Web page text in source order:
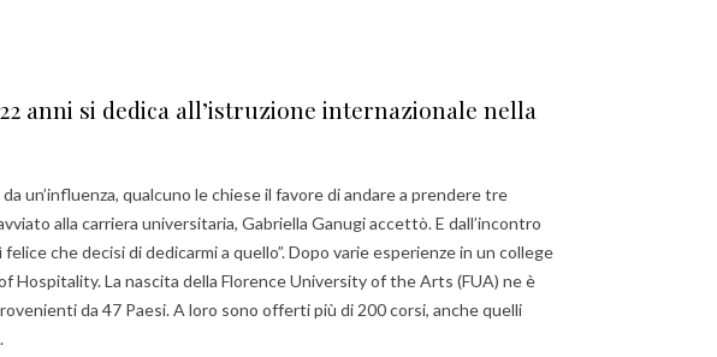
anni si dedica all’istruzione internazionale nella
un’influenza, qualcuno le chiese il favore di andare a prendere tre
alla carriera universitaria, Gabriella Ganugi accettò. E dall’incontro
che decisi di dedicarmi a quello”. Dopo varie esperienze in un college
Hospitality. La nascita della Florence University of the Arts (FUA) ne è
da 47 Paesi. A loro sono offerti più di 200 corsi, anche quelli